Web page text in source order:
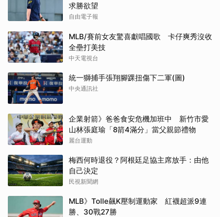
求勝欲望
自由電子報
MLB/賽前女友驚喜獻唱國歌 卡仔爽秀沒收
全壘打美技
中天電視台
統一獅捕手張翔腳踝扭傷下二軍(圖)
中央通訊社
企業射箭》爸爸食安危機加班中 新竹市愛
山林張庭瑜「8箭4滿分」當父親節禮物
麗台運動
梅西何時退役？阿根廷足協主席放手：由他
自己決定
民視新聞網
MLB》Tolle飆K壓制運動家 紅襪超派9連
勝、30戰27勝